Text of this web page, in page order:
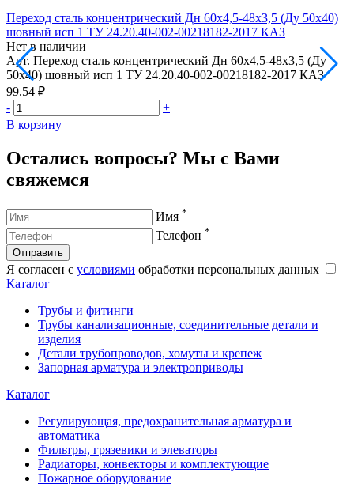
Переход сталь концентрический Дн 60х4,5-48х3,5 (Ду 50х40)
шовный исп 1 ТУ 24.20.40-002-00218182-2017 КАЗ
Нет в наличии
Арт. Переход сталь концентрический Дн 60х4,5-48х3,5 (Ду
50х40) шовный исп 1 ТУ 24.20.40-002-00218182-2017 КАЗ
99.54 ₽
-
+
В корзину
Остались вопросы? Мы с Вами
свяжемся
Имя *
Телефон *
Отправить
Я согласен с условиями обработки персональных данных
Каталог
Трубы и фитинги
Трубы канализационные, соединительные детали и
изделия
Детали трубопроводов, хомуты и крепеж
Запорная арматура и электроприводы
Каталог
Регулирующая, предохранительная арматура и
автоматика
Фильтры, грязевики и элеваторы
Радиаторы, конвекторы и комплектующие
Пожарное оборудование